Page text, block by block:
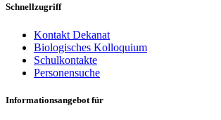
Schnellzugriff
Kontakt Dekanat
Biologisches Kolloquium
Schulkontakte
Personensuche
Informationsangebot für